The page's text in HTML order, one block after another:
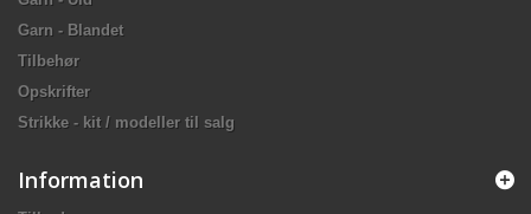
Garn - Blandet
Tilbehør
Opskrifter
Strikke - kit / modeller til salg
Information